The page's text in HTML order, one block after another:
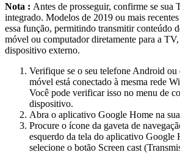
Nota : Antes de prosseguir, confirme se sua
integrado. Modelos de 2019 ou mais
essa função, permitindo transmitir conteúdo
móvel ou computador diretamente para a
dispositivo externo.
Verifique se o seu telefone Android
móvel está conectado à mesma rede
Você pode verificar isso no menu de
dispositivo.
Abra o aplicativo Google Home na
Procure o ícone da gaveta de
esquerdo da tela do aplicativo Google
selecione o botão Screen cast